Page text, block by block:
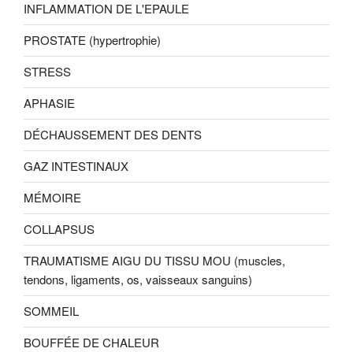
INFLAMMATION DE L'EPAULE
PROSTATE (hypertrophie)
STRESS
APHASIE
DÉCHAUSSEMENT DES DENTS
GAZ INTESTINAUX
MÉMOIRE
COLLAPSUS
TRAUMATISME AIGU DU TISSU MOU (muscles,
tendons, ligaments, os, vaisseaux sanguins)
SOMMEIL
BOUFFÉE DE CHALEUR